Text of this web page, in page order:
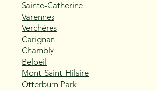
Sainte-Catherine
Varennes
Verchères
Carignan
Chambly
Beloeil
Mont-Saint-Hilaire
Otterburn Park